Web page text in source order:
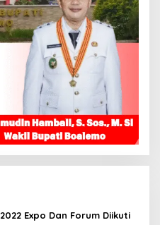
Expo Dan Forum Diikuti